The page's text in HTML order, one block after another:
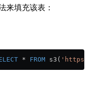
来填充该表：
* FROM s3( 'https://